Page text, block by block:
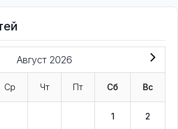
Август 2026
Ср Чт Пт Сб Вс
1 2